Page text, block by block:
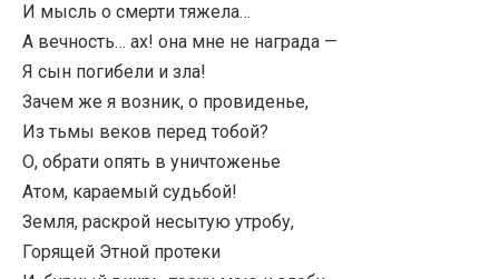
И мысль о смерти тяжела…
А вечность… ах! она мне не награда —
Я сын погибели и зла!
Зачем же я возник, о провиденье,
Из тьмы веков перед тобой?
О, обрати опять в уничтоженье
Атом, караемый судьбой!
Земля, раскрой несытую утробу,
Горящей Этной протеки